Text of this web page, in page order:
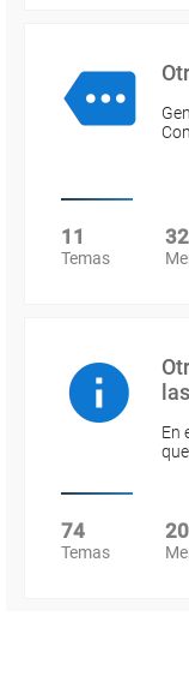
11
Temas
32
En
74
Temas